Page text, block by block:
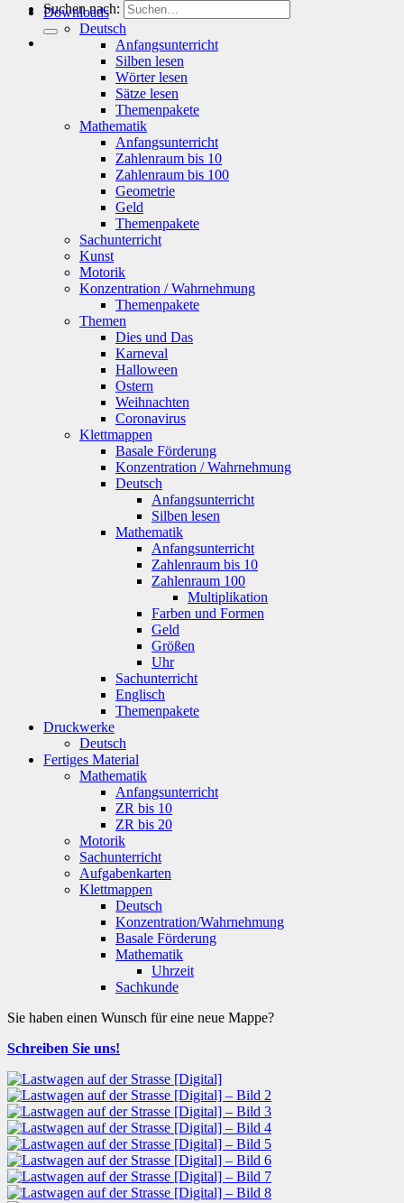
Suchen nach:
Downloads
Deutsch
Anfangsunterricht
Silben lesen
Wörter lesen
Sätze lesen
Themenpakete
Mathematik
Anfangsunterricht
Zahlenraum bis 10
Zahlenraum bis 100
Geometrie
Geld
Themenpakete
Sachunterricht
Kunst
Motorik
Konzentration / Wahrnehmung
Themenpakete
Themen
Dies und Das
Karneval
Halloween
Ostern
Weihnachten
Coronavirus
Klettmappen
Basale Förderung
Konzentration / Wahrnehmung
Deutsch
Anfangsunterricht
Silben lesen
Mathematik
Anfangsunterricht
Zahlenraum bis 10
Zahlenraum 100
Multiplikation
Farben und Formen
Geld
Größen
Uhr
Sachunterricht
Englisch
Themenpakete
Druckwerke
Deutsch
Fertiges Material
Mathematik
Anfangsunterricht
ZR bis 10
ZR bis 20
Motorik
Sachunterricht
Aufgabenkarten
Klettmappen
Deutsch
Konzentration/Wahrnehmung
Basale Förderung
Mathematik
Uhrzeit
Sachkunde
Sie haben einen Wunsch für eine neue Mappe?
Schreiben Sie uns!